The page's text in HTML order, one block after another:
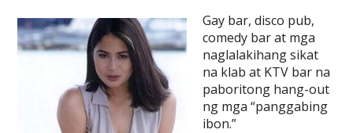
Gay bar, disco pub,
comedy bar at mga
naglalakihang sikat
na klab at KTV bar na
paboritong hang-out
ng mga “panggabing
ibon.”